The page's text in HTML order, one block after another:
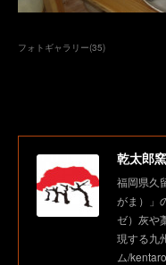
フォトギャラリー(35)
福岡県久
がま）」
ゼ）灰や
現する九
ム/